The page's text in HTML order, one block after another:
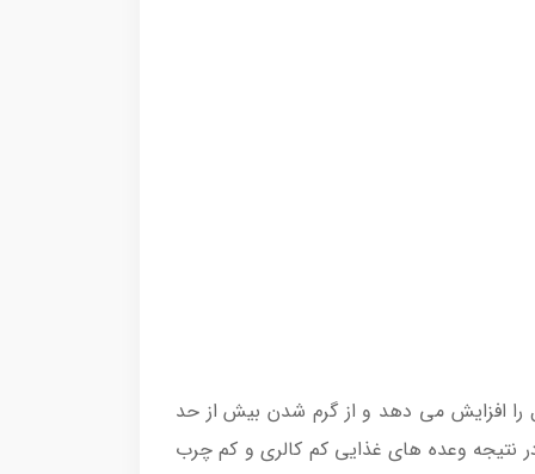
را افزایش می دهد و از گرم شدن بیش از حد
نتیجه وعده های غذایی کم کالری و کم چرب